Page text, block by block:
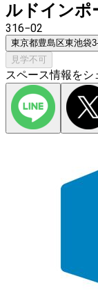
ルドインポ
316−02
東京都豊島区東池袋
見学不可
スペース情報をシ